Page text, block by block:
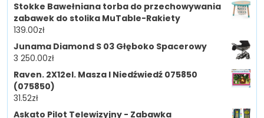
Stokke Bawełniana torba do przechowywania
zabawek do stolika MuTable-Rakiety
139.00zł
Junama Diamond S 03 Głęboko Spacerowy
3 250.00zł
Raven. 2X12el. Masza I Niedźwiedź 075850
(075850)
31.52zł
Askato Pilot Telewizyjny - Zabawka